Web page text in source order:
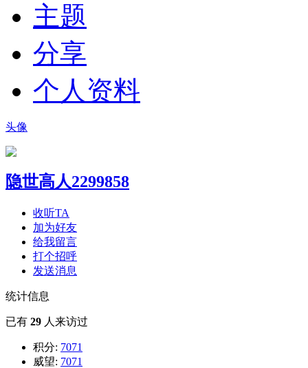
主题
分享
个人资料
头像
隐世高人2299858
收听TA
加为好友
给我留言
打个招呼
发送消息
统计信息
已有 29 人来访过
积分: 7071
威望: 7071